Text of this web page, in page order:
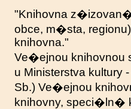
"Knihovna
obce, m�sta,
knihovna."
Ve�ejnou
u Ministerstva
Sb.) Ve�ejnou
knihovny, speci�ln�